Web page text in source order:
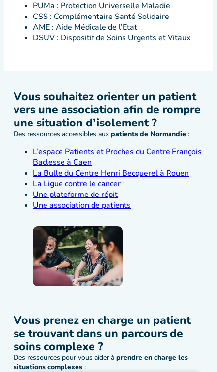
PUMa : Protection Universelle Maladie
CSS : Complémentaire Santé Solidaire
AME : Aide Médicale de l’Etat
DSUV : Dispositif de Soins Urgents et Vitaux
Vous souhaitez orienter un patient
vers une association afin de rompre
une situation d’isolement ?
Des ressources accessibles aux patients de Normandie :
L’espace Patients et Proches du Centre François
Baclesse à Caen
La Bulle du Centre Henri Becquerel à Rouen
La Ligue contre le cancer
Une plateforme de répit
Une association de patients
Vous prenez en charge un patient
se trouvant dans un parcours de
soins complexe ?
Des ressources pour vous aider à prendre en charge les
situations complexes :